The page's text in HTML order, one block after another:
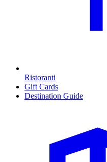
Ristoranti
Gift Cards
Destination Guide